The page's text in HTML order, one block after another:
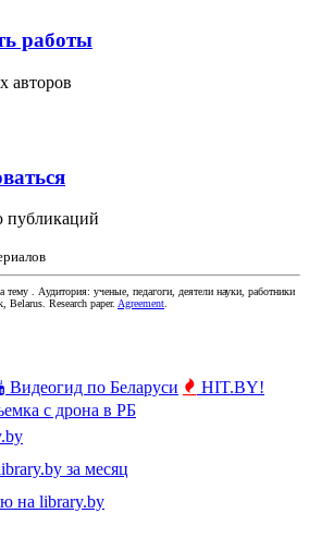
работы
авторов
публикаций
тему . Аудитория: ученые, педагоги, деятели науки, работники
Belarus. Research paper. Agreement.
Видеогид по Беларуси
HIT.BY!
с дрона в РБ
за месяц
на library.by